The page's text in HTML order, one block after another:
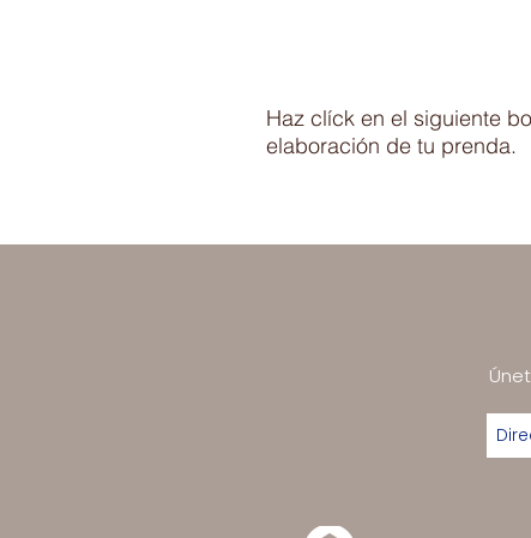
Haz clíck en el siguiente
elaboración de tu prenda.